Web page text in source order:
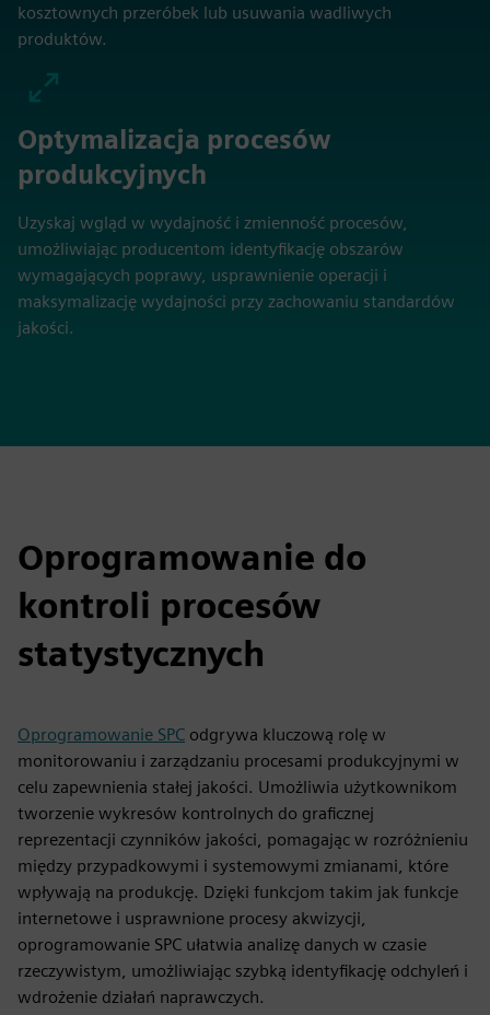
kosztownych przeróbek lub usuwania wadliwych
produktów.
Optymalizacja procesów
produkcyjnych
Uzyskaj wgląd w wydajność i zmienność procesów,
umożliwiając producentom identyfikację obszarów
wymagających poprawy, usprawnienie operacji i
maksymalizację wydajności przy zachowaniu standardów
jakości.
Oprogramowanie do
kontroli procesów
statystycznych
Oprogramowanie SPC odgrywa kluczową rolę w
monitorowaniu i zarządzaniu procesami produkcyjnymi w
celu zapewnienia stałej jakości. Umożliwia użytkownikom
tworzenie wykresów kontrolnych do graficznej
reprezentacji czynników jakości, pomagając w rozróżnieniu
między przypadkowymi i systemowymi zmianami, które
wpływają na produkcję. Dzięki funkcjom takim jak funkcje
internetowe i usprawnione procesy akwizycji,
oprogramowanie SPC ułatwia analizę danych w czasie
rzeczywistym, umożliwiając szybką identyfikację odchyleń i
wdrożenie działań naprawczych.